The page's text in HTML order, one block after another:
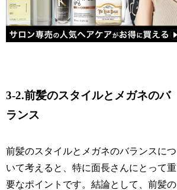
3-2.前髪のスタイルとメガネのバ
ランス
前髪のスタイルとメガネのバランスにつ
いて考えると、特に面長さんにとって重
要なポイントです。結論として、前髪の